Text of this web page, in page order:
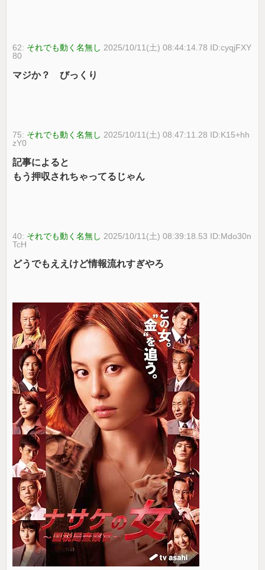
62: それでも動く名無し 2025/10/11(土) 08:44:14.78 ID:cyqjFXY
80
マジか？ びっくり
75: それでも動く名無し 2025/10/11(土) 08:47:11.28 ID:K15+hh
zY0
記事によると
もう押収されちゃってるじゃん
40: それでも動く名無し 2025/10/11(土) 08:39:18.53 ID:Mdo30n
TcH
どうでもええけど情報流れすぎやろ